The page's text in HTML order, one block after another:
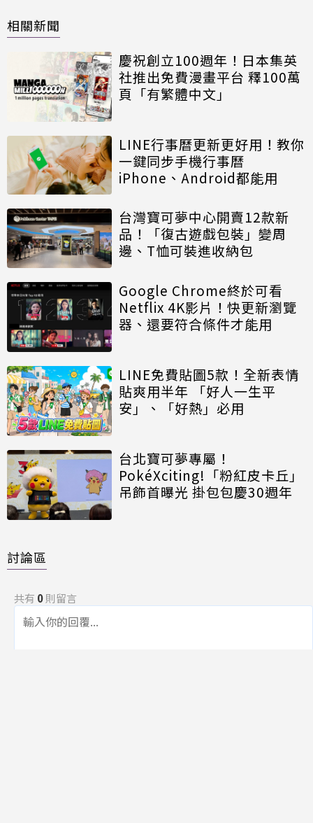
相關新聞
慶祝創立100週年！日本集英
社推出免費漫畫平台 釋100萬
頁「有繁體中文」
LINE行事曆更新更好用！教你
一鍵同步手機行事曆
iPhone、Android都能用
台灣寶可夢中心開賣12款新
品！「復古遊戲包裝」變周
邊、T恤可裝進收納包
Google Chrome終於可看
Netflix 4K影片！快更新瀏覽
器、還要符合條件才能用
LINE免費貼圖5款！全新表情
貼爽用半年 「好人一生平
安」、「好熱」必用
台北寶可夢專屬！
PokéXciting!「粉紅皮卡丘」
吊飾首曝光 掛包包慶30週年
討論區
共有 0則留言